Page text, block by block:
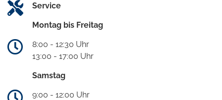
Service
Montag bis Freitag
8:00 - 12:30 Uhr
13:00 - 17:00 Uhr
Samstag
9:00 - 12:00 Uhr